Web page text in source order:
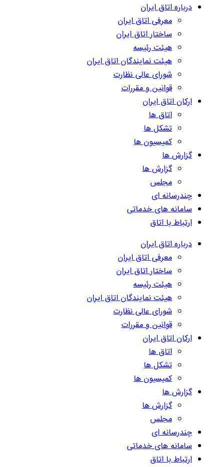
درباره اتاق ایران
معرفی اتاق ایران
ساختار اتاق ایران
هیئت رئیسه
هیئت نمایندگان اتاق ایران
شورای عالی نظارت
قوانین و مقررات
ارکان اتاق ایران
اتاق ها
تشکل ها
کمیسیون ها
گزارش ها
گزارش ها
مجلس
چندرسانه ای
سامانه های خدماتی
ارتباط با اتاق
درباره اتاق ایران
معرفی اتاق ایران
ساختار اتاق ایران
هیئت رئیسه
هیئت نمایندگان اتاق ایران
شورای عالی نظارت
قوانین و مقررات
ارکان اتاق ایران
اتاق ها
تشکل ها
کمیسیون ها
گزارش ها
گزارش ها
مجلس
چندرسانه ای
سامانه های خدماتی
ارتباط با اتاق